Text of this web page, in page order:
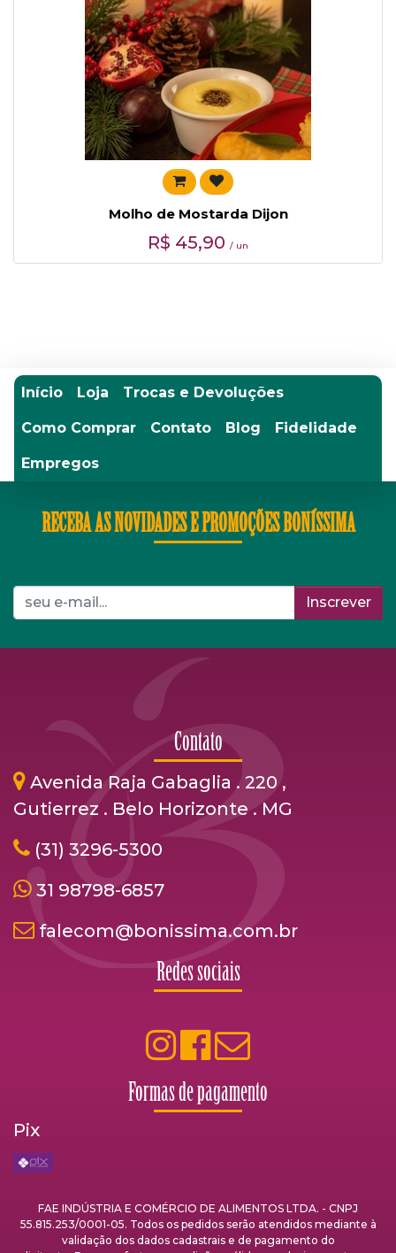
Molho de Mostarda Dijon
R$ 45,90 / un
Início Loja Trocas e Devoluções
Como Comprar Contato Blog Fidelidade
Empregos
RECEBA AS NOVIDADES E PROMOÇÕES BONÍSSIMA
Inscrever
Contato
Avenida Raja Gabaglia . 220 ,
Gutierrez . Belo Horizonte . MG
(31) 3296-5300
31 98798-6857
falecom@bonissima.com.br
Redes sociais
Formas de pagamento
Pix
FAE INDÚSTRIA E COMÉRCIO DE ALIMENTOS LTDA. - CNPJ
55.815.253/0001-05. Todos os pedidos serão atendidos mediante à
validação dos dados cadastrais e de pagamento do